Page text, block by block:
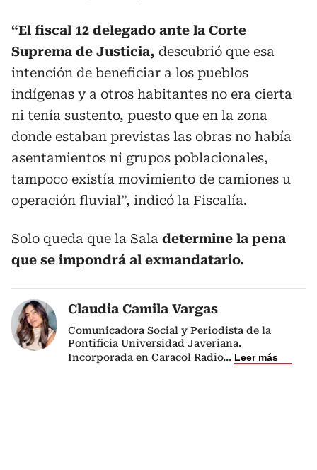
“El fiscal 12 delegado ante la Corte
Suprema de Justicia, descubrió que esa
intención de beneficiar a los pueblos
indígenas y a otros habitantes no era cierta
ni tenía sustento, puesto que en la zona
donde estaban previstas las obras no había
asentamientos ni grupos poblacionales,
tampoco existía movimiento de camiones u
operación fluvial”, indicó la Fiscalía.
Solo queda que la Sala determine la pena
que se impondrá al exmandatario.
Claudia Camila Vargas
Comunicadora Social y Periodista de la
Pontificia Universidad Javeriana.
Incorporada en Caracol Radio... Leer más